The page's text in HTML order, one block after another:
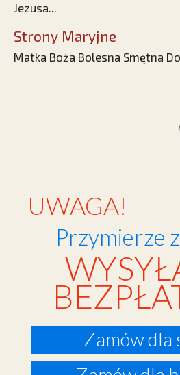
Jezusa...
Strony Maryjne
Matka Boża Bolesna Smętna
UWAGA!
Przymierze
Zamów dla